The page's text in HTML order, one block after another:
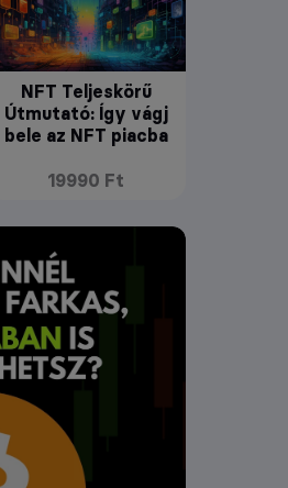
NFT Teljeskörű
Útmutató: Így vágj
bele az NFT piacba
19990 Ft